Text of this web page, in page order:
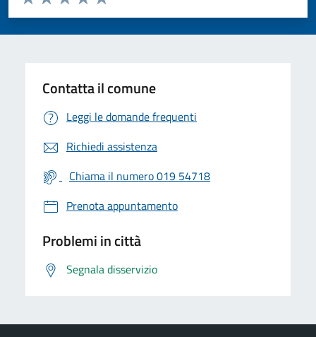
Valuta 5 stelle su 5
Valuta 4 stelle su 5
Valuta 3 stelle su 5
Valuta 2 stelle su 5
Valuta 1 stelle su 5
Contatta il comune
Leggi le domande frequenti
Richiedi assistenza
Chiama il numero 019 54718
Prenota appuntamento
Problemi in città
Segnala disservizio